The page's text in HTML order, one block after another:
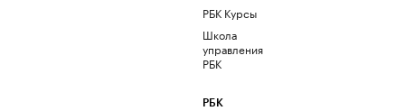
РБК Курсы
Школа
управления
РБК
РБК